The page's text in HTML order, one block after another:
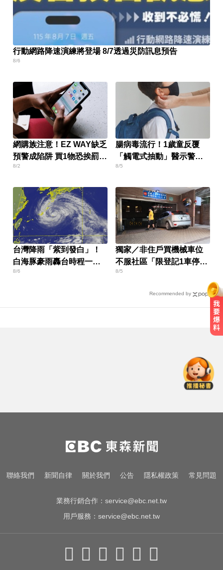
行動網路降速演練將登場 8/7透過災防訊息預告
8/6
網購族注意！EZ WAY缺乏
預警成陷阱 買1物恐挨罰百
萬
8/2
腸病毒流行！1歲童反覆
「觸電式抽動」醫示警：
恐是重症
8/5
台灣降雨「紫到發白」！
白海豚豪雨轟台時程一次
看
8/6
獨家／非住戶買機械車位
不服社區「限登記1車停」
報警
8/5
Recommended by
捷
Google人工智慧部門高層人事大地
震 股價重挫4%
才宣佈停播一週！網紅「肥大叔」
聯絡我們 新聞自律 關於我們 公告 隱私權政策 常見問題
業務行銷合作： service@ebc.net.tw
用戶服務： service@ebc.net.tw